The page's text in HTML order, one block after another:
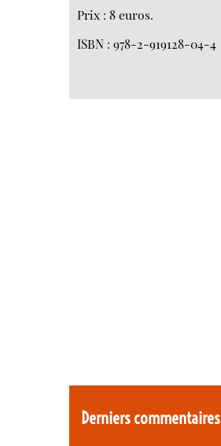
Prix : 8 euros.
ISBN : 978-2-919128-04-4
Derniers commentaires